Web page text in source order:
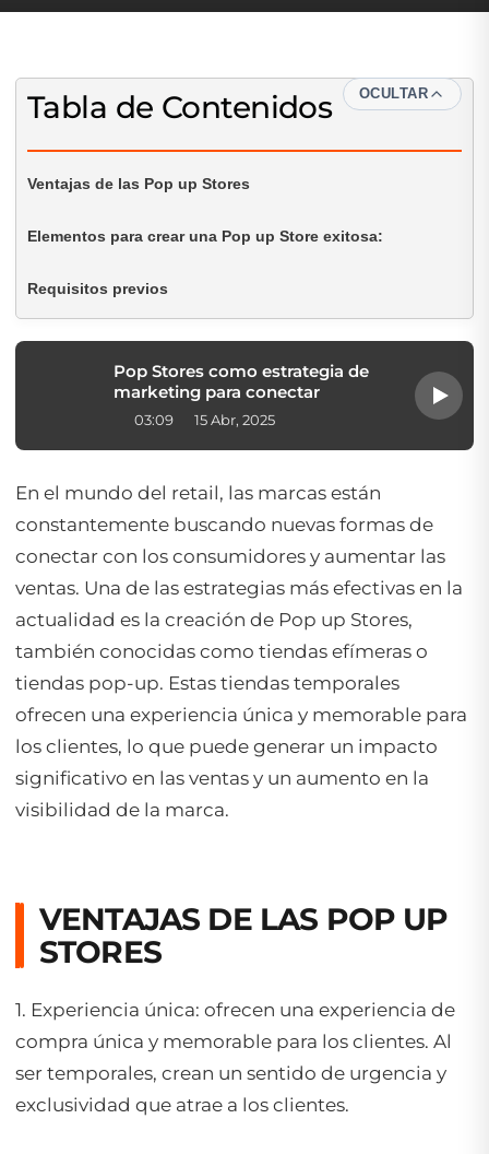
Tabla de Contenidos OCULTAR
Ventajas de las Pop up Stores
Elementos para crear una Pop up Store exitosa:
Requisitos previos
Pop Stores como estrategia de
marketing para conectar
03:09 15 Abr, 2025
En el mundo del retail, las marcas están
constantemente buscando nuevas formas de
conectar con los consumidores y aumentar las
ventas. Una de las estrategias más efectivas en la
actualidad es la creación de Pop up Stores,
también conocidas como tiendas efímeras o
tiendas pop-up. Estas tiendas temporales
ofrecen una experiencia única y memorable para
los clientes, lo que puede generar un impacto
significativo en las ventas y un aumento en la
visibilidad de la marca.
VENTAJAS DE LAS POP UP
STORES
1. Experiencia única: ofrecen una experiencia de
compra única y memorable para los clientes. Al
ser temporales, crean un sentido de urgencia y
exclusividad que atrae a los clientes.